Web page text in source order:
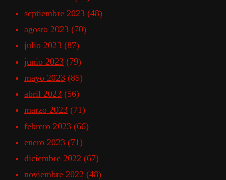
septiembre 2023 (48)
agosto 2023 (70)
julio 2023 (87)
junio 2023 (79)
mayo 2023 (85)
abril 2023 (56)
marzo 2023 (71)
febrero 2023 (66)
enero 2023 (71)
diciembre 2022 (67)
noviembre 2022 (48)